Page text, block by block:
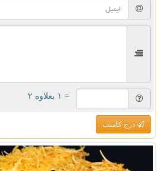
= ۱ بعلاوه ۲
درج کامنت